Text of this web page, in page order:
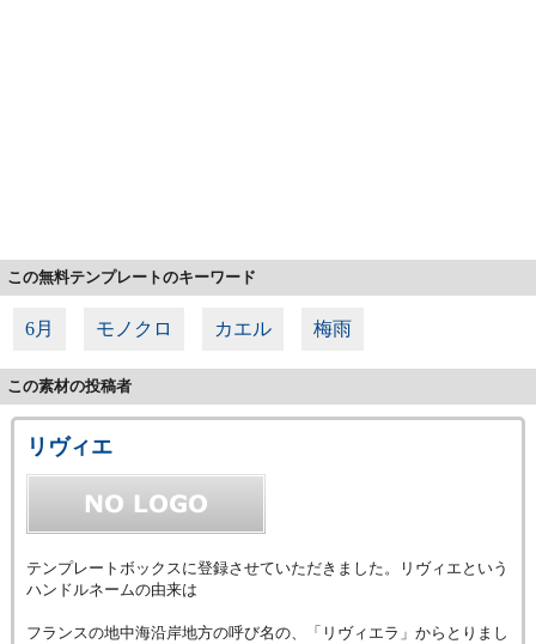
この無料テンプレートのキーワード
6月 モノクロ カエル 梅雨
この素材の投稿者
リヴィエ
テンプレートボックスに登録させていただきました。リヴィエという
ハンドルネームの由来は
フランスの地中海沿岸地方の呼び名の、「リヴィエラ」からとりまし